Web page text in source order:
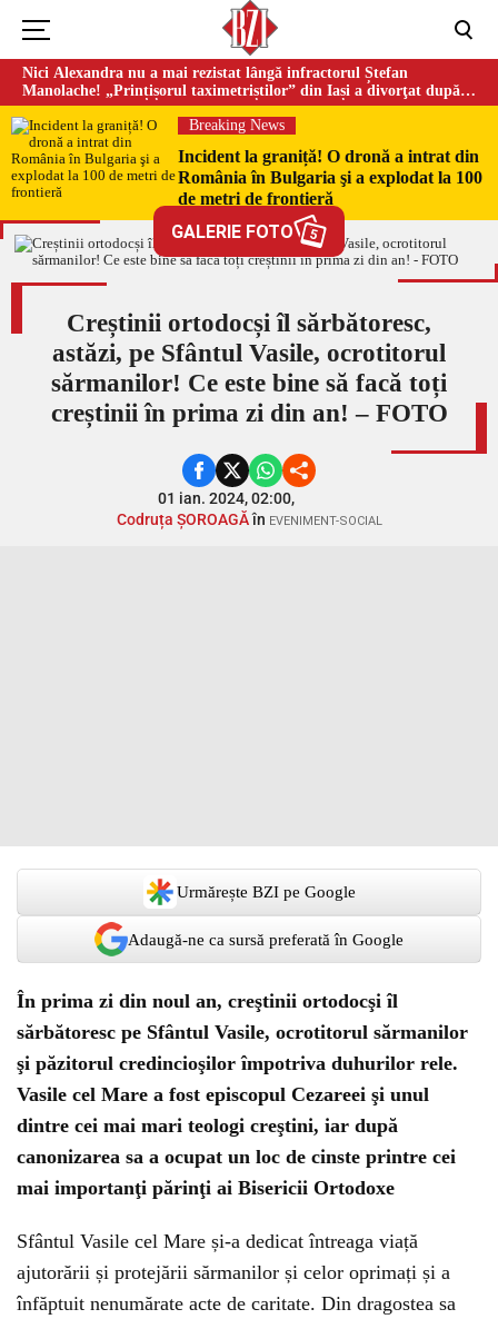
Nici Alexandra nu a mai rezistat lângă infractorul Ștefan
Manolache! „Prințișorul taximetriștilor” din Iași a divorţat după
doi ani de căsnicie
Breaking News
Incident la graniță! O dronă a intrat din
România în Bulgaria şi a explodat la 100
de metri de frontieră
GALERIE FOTO 5
Creștinii ortodocși îl sărbătoresc,
astăzi, pe Sfântul Vasile, ocrotitorul
sărmanilor! Ce este bine să facă toți
creștinii în prima zi din an! – FOTO
01 ian. 2024, 02:00,
Codruța ȘOROAGĂîn EVENIMENT-SOCIAL
Urmărește BZI pe Google
Adaugă-ne ca sursă preferată în Google
În prima zi din noul an, creştinii ortodocşi îl
sărbătoresc pe Sfântul Vasile, ocrotitorul sărmanilor
şi păzitorul credincioşilor împotriva duhurilor rele.
Vasile cel Mare a fost episcopul Cezareei şi unul
dintre cei mai mari teologi creştini, iar după
canonizarea sa a ocupat un loc de cinste printre cei
mai importanţi părinţi ai Bisericii Ortodoxe
Sfântul Vasile cel Mare și-a dedicat întreaga viață
ajutorării și protejării sărmanilor și celor oprimați și a
înfăptuit nenumărate acte de caritate. Din dragostea sa